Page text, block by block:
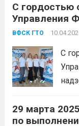
и
С гордостью
Управления
надзору в
по
нормативы
обороне»!
ВФСК ГТО
С
по
29 марта
по